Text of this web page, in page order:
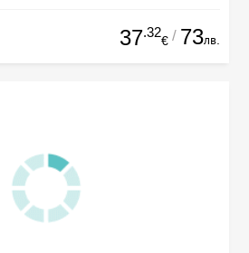
37.32
€ / 73лв.